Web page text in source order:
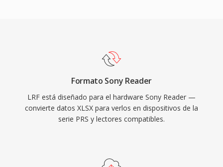
Formato Sony Reader
LRF está diseñado para el hardware Sony Reader —
convierte datos XLSX para verlos en dispositivos de la
serie PRS y lectores compatibles.